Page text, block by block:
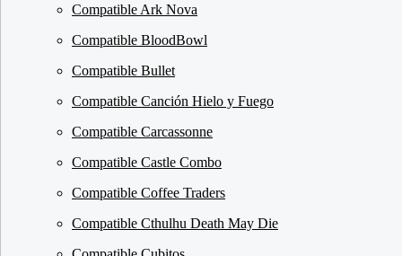
Compatible Ark Nova
Compatible BloodBowl
Compatible Bullet
Compatible Canción Hielo y Fuego
Compatible Carcassonne
Compatible Castle Combo
Compatible Coffee Traders
Compatible Cthulhu Death May Die